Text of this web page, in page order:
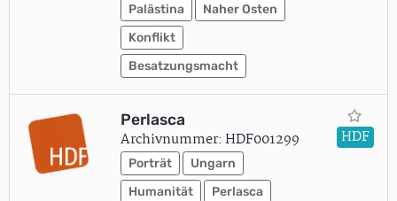
Palästina
Naher Osten
Konflikt
Besatzungsmacht
Perlasca
Archivnummer: HDF001299
Porträt
Ungarn
Humanität
Perlasca
HDF